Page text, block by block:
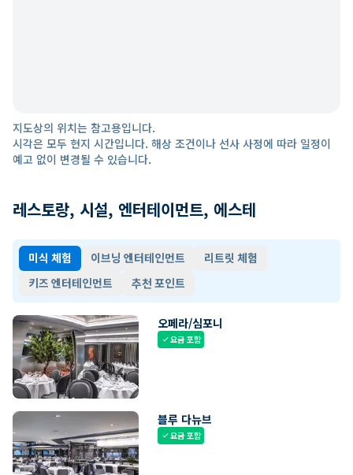
지도상의 위치는 참고용입니다.
시각은 모두 현지 시간입니다. 해상 조건이나 선사 사정에 따라 일정이
예고 없이 변경될 수 있습니다.
레스토랑, 시설, 엔터테이먼트, 에스테
미식 체험 이브닝 엔터테인먼트
리트릿 체험
키즈 엔터테인먼트
추천 포인트
오페라/심포니
check요금 포함
블루 다뉴브
check요금 포함